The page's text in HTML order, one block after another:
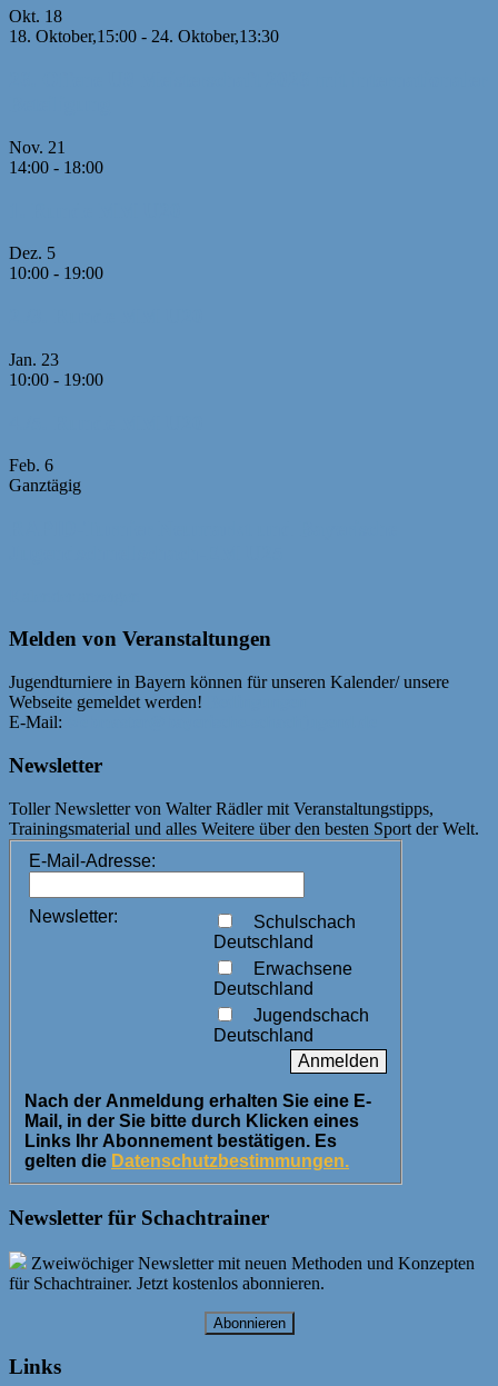
Okt. 18
18. Oktober,15:00 - 24. Oktober,13:30
Nov. 21
14:00 - 18:00
Dez. 5
10:00 - 19:00
Jan. 23
10:00 - 19:00
Feb. 6
Ganztägig
Melden von Veranstaltungen
Jugendturniere in Bayern können für unseren Kalender/ unsere
Webseite gemeldet werden!
E-Mail:
Newsletter
Toller Newsletter von Walter Rädler mit Veranstaltungstipps,
Trainingsmaterial und alles Weitere über den besten Sport der Welt.
E-Mail-Adresse:
Newsletter:
Schulschach
Deutschland
Erwachsene
Deutschland
Jugendschach
Deutschland
Nach der Anmeldung erhalten Sie eine E-
Mail, in der Sie bitte durch Klicken eines
Links Ihr Abonnement bestätigen. Es
gelten die Datenschutzbestimmungen.
Newsletter für Schachtrainer
Zweiwöchiger Newsletter mit neuen Methoden und Konzepten
für Schachtrainer. Jetzt kostenlos abonnieren.
Abonnieren
Links